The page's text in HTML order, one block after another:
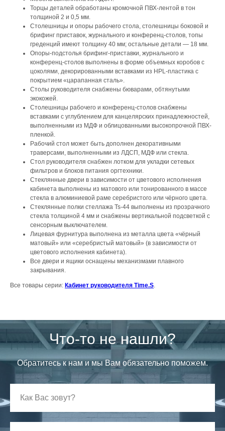
Торцы деталей обработаны кромочной ПВХ-лентой в тон
толщиной 2 и 0,5 мм.
Столешницы и опоры рабочего стола, столешницы боковой и
брифинг приставок, журнального и конференц-столов, топы
греденций имеют толщину 40 мм; остальные детали — 18 мм.
Опоры-подстолья брифинг-приставки, журнального и
конференц-столов выполнены в форме объемных коробов с
цоколями, декорированными вставками из HPL-пластика с
покрытием «царапанная сталь».
Столы руководителя снабжены бюварами, обтянутыми
экокожей.
Столешницы рабочего и конференц-столов снабжены
вставками с углублением для канцелярских принадлежностей,
выполненными из МДФ и облицованными высокопрочной ПВХ-
пленкой.
Рабочий стол может быть дополнен декоративными
траверсами, выполненными из ЛДСП, МДФ или стекла.
Стол руководителя снабжен лотком для укладки сетевых
фильтров и блоков питания оргтехники.
Стеклянные двери в зависимости от цветового исполнения
кабинета выполнены из матового или тонированного в массе
стекла в алюминиевой раме серебристого или чёрного цвета.
Стеклянные полки стеллажа Ts-44 выполнены из прозрачного
стекла толщиной 4 мм и снабжены вертикальной подсветкой с
сенсорным выключателем.
Лицевая фурнитура выполнена из металла цвета «чёрный
матовый» или «серебристый матовый» (в зависимости от
цветового исполнения кабинета).
Все двери и ящики оснащены механизмами плавного
закрывания.
Все товары серии: Кабинет руководителя Time.S.
Что-то не нашли?
Обратитесь к нам и мы Вам обязательно поможем.